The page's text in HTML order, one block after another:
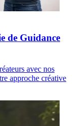
de Guidance
avec nos
approche créative